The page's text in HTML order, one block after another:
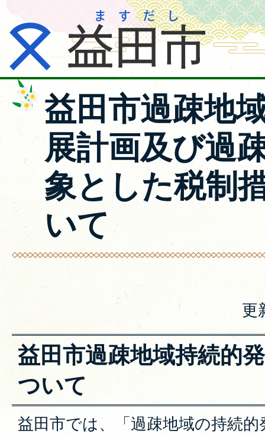
益田市過疎地
展計画及び過
象とした税制
いて
更
益田市過疎地域持続的
ついて
益田市では、「過疎地域の持続